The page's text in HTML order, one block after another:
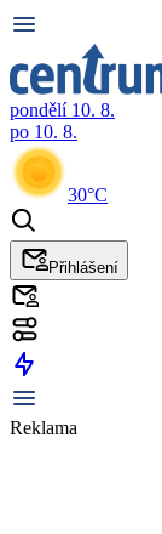
pondělí 10. 8.
po 10. 8.
30°C
Přihlášení
Reklama